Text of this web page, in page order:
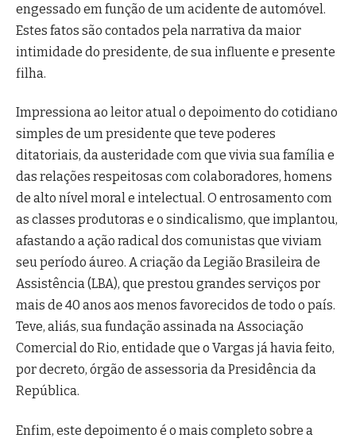
engessado em função de um acidente de automóvel.
Estes fatos são contados pela narrativa da maior
intimidade do presidente, de sua influente e presente
filha.
Impressiona ao leitor atual o depoimento do cotidiano
simples de um presidente que teve poderes
ditatoriais, da austeridade com que vivia sua família e
das relações respeitosas com colaboradores, homens
de alto nível moral e intelectual. O entrosamento com
as classes produtoras e o sindicalismo, que implantou,
afastando a ação radical dos comunistas que viviam
seu período áureo. A criação da Legião Brasileira de
Assistência (LBA), que prestou grandes serviços por
mais de 40 anos aos menos favorecidos de todo o país.
Teve, aliás, sua fundação assinada na Associação
Comercial do Rio, entidade que o Vargas já havia feito,
por decreto, órgão de assessoria da Presidência da
República.
Enfim, este depoimento é o mais completo sobre a